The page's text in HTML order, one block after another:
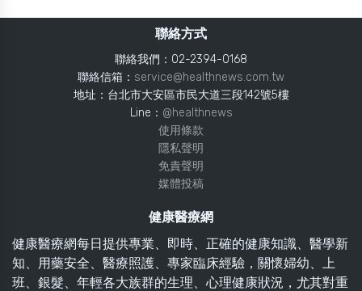
聯絡方式
聯絡我們：02-2394-0168
聯絡信箱： service@healthnews.com.tw
地址：台北市大安區市民大道三段142號5樓
Line： @healthnews
使用條款
隱私聲明
免責聲明
媒體投稿
健康醫療網
健康醫療網每日提供專業、即時、正確的健康知識、醫學新
知、用藥安全、醫療照護、專家臨床經驗，關懷婦幼、上
班、銀髮、年輕各大族群的生理、心理健康狀況，尤其對重